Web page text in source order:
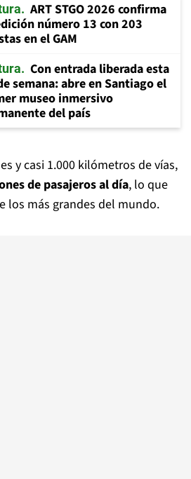
ART STGO 2026 confirma
número 13 con 203
en el GAM
Con entrada liberada esta
semana: abre en Santiago el
museo inmersivo
del país
y casi 1.000 kilómetros de vías,
de pasajeros al día, lo que
los más grandes del mundo.